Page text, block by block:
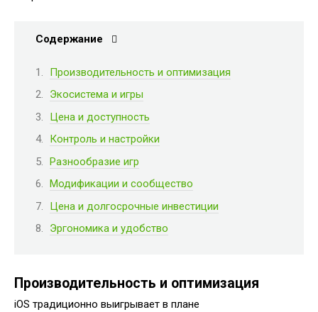
Содержание
Производительность и оптимизация
Экосистема и игры
Цена и доступность
Контроль и настройки
Разнообразие игр
Модификации и сообщество
Цена и долгосрочные инвестиции
Эргономика и удобство
Производительность и оптимизация
iOS традиционно выигрывает в плане